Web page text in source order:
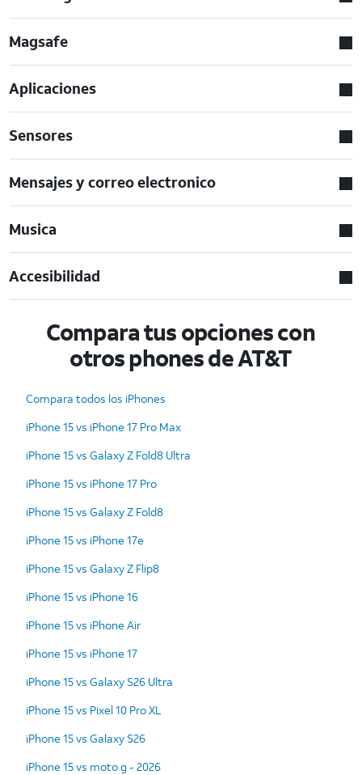
Magsafe
Aplicaciones
Sensores
Mensajes y correo electronico
Musica
Accesibilidad
Compara tus opciones con
otros phones de AT&T
Compara todos los iPhones
iPhone 15 vs iPhone 17 Pro Max
iPhone 15 vs Galaxy Z Fold8 Ultra
iPhone 15 vs iPhone 17 Pro
iPhone 15 vs Galaxy Z Fold8
iPhone 15 vs iPhone 17e
iPhone 15 vs Galaxy Z Flip8
iPhone 15 vs iPhone 16
iPhone 15 vs iPhone Air
iPhone 15 vs iPhone 17
iPhone 15 vs Galaxy S26 Ultra
iPhone 15 vs Pixel 10 Pro XL
iPhone 15 vs Galaxy S26
iPhone 15 vs moto g - 2026